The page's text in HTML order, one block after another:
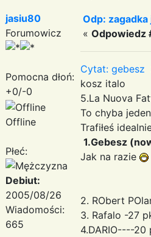
jasiu80
Forumowicz
Pomocna dłoń:
+0/-0
Offline
Płeć:
Debiut:
2005/08/26
Wiadomości:
665
Odp:
« Odpowiedz
Cytat: gebesz
kosz italo
5.La Nuova
To chyba
Trafiłeś
1.Gebesz
Jak na razie
2. RObert
3. Rafalo -27
4.DARIO----20